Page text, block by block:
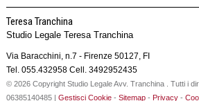
Teresa Tranchina
Studio Legale Teresa Tranchina
Via Baracchini, n.7 - Firenze 50127 FI
Tel. 055.432958 Cell. 3492952435
© 2026 Copyright Studio Legale Avv. Tranchina . Tutti i
06385140485 | Gestisci Cookie- Sitemap- Privacy-